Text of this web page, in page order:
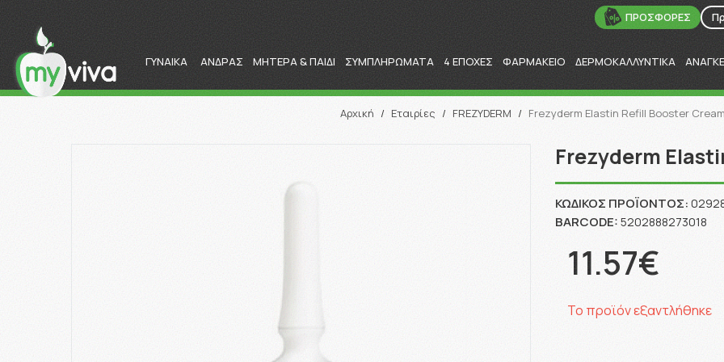
ΠΡΟΣΦΟΡΕΣ
ΓΥΝΑΙΚΑ ΑΝΔΡΑΣ ΜΗΤΕΡΑ & ΠΑΙΔΙ ΣΥΜΠΛΗΡΩΜΑΤΑ 4 ΕΠΟΧΕΣ ΦΑΡΜΑΚΕΙΟ ΔΕΡΜΟΚΑΛΛΥΝΤΙΚΑ
Αναζήτηση
Αρχική / Εταιρίες / FREZYDERM / Frezyderm Elastin Refill Booster
Frezyderm
ΚΩΔΙΚΌΣ ΠΡΟΪΌΝΤΟΣ:
BARCODE: 5202888273018
11.57€
Το προϊόν εξαντλήθηκε